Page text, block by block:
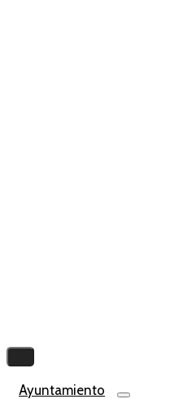
Ayuntamiento